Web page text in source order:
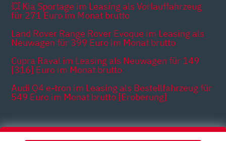
💥 Kia Sportage im Leasing als Vorlauffahrzeug
für 271 Euro im Monat brutto
Land Rover Range Rover Evoque im Leasing als
Neuwagen für 399 Euro im Monat brutto
Cupra Raval im Leasing als Neuwagen für 149
[316] Euro im Monat brutto
Audi Q4 e-tron im Leasing als Bestellfahrzeug für
549 Euro im Monat brutto [Eroberung]